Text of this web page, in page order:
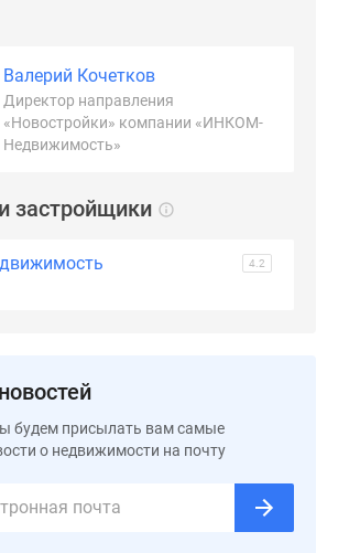
Валерий Кочетков
Директор направления
«Новостройки» компании «ИНКОМ-
Недвижимость»
застройщики
4.2
будем присылать вам самые
о недвижимости на почту